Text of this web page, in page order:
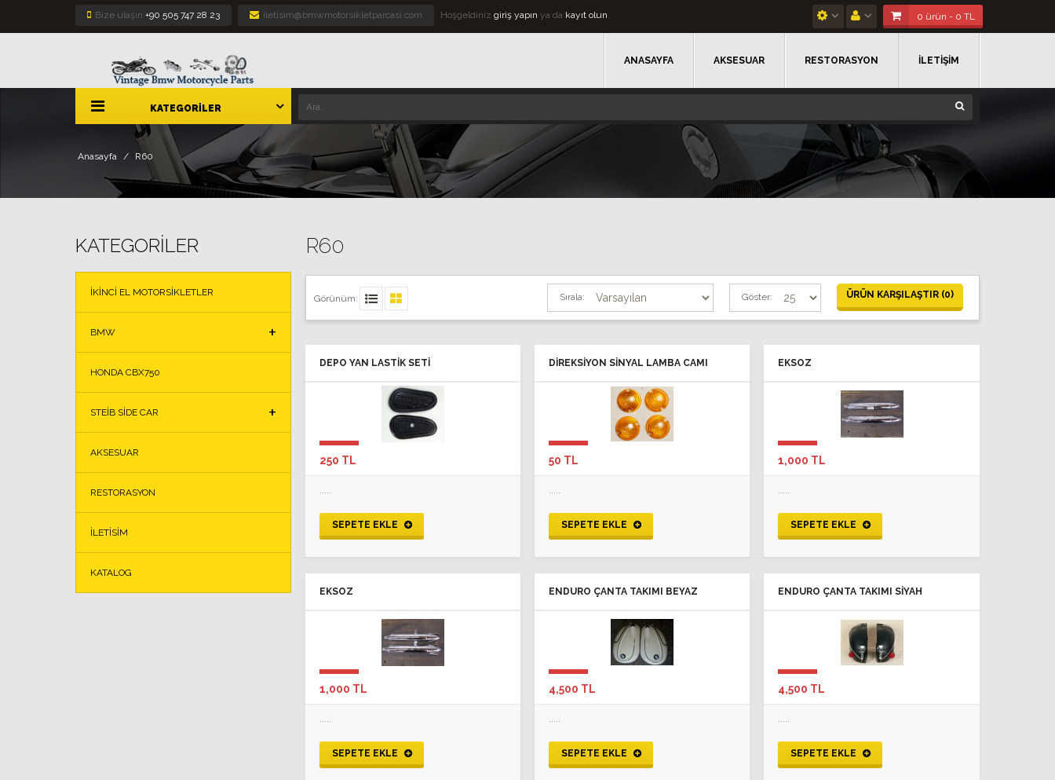
Bize ulaşın:+90 505 747 28 23 iletisim@bmwmotorsikletparcasi.com Hoşgeldiniz giriş yapın ya da kayıt olun. 0 ürün - 0 TL
ANASAYFA AKSESUAR RESTORASYON İLETİŞİM
KATEGORILER
Anasayfa R60
KATEGORILER
İKINCI EL MOTORSIKLETLER
BMW
HONDA CBX750
STEIB SIDE CAR
AKSESUAR
RESTORASYON
İLETISIM
KATALOG
R60
Görünüm: ÜRÜN KARŞILAŞTIR (0)
Göster:
Sırala:
DEPO YAN LASTIK SETI
250 TL
.....
SEPETE EKLE
DIREKSIYON SINYAL LAMBA CAMI
50 TL
.....
SEPETE EKLE
EKSOZ
1,000 TL
.....
SEPETE EKLE
EKSOZ
1,000 TL
.....
SEPETE EKLE
ENDURO ÇANTA TAKIMI BEYAZ
4,500 TL
.....
SEPETE EKLE
ENDURO ÇANTA TAKIMI SIYAH
4,500 TL
.....
SEPETE EKLE